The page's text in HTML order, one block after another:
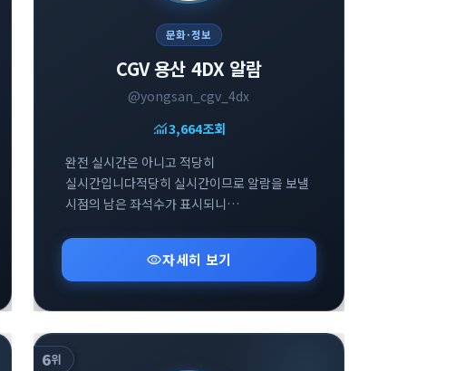
문화·정보
CGV 용산 4DX 알람
@yongsan_cgv_4dx
monitoring3,664조회
완전 실시간은 아니고 적당히
실시간입니다적당히 실시간이므로 알람을 보낼
시점의 남은 좌석수가 표시되니
visibility자세히 보기
6위